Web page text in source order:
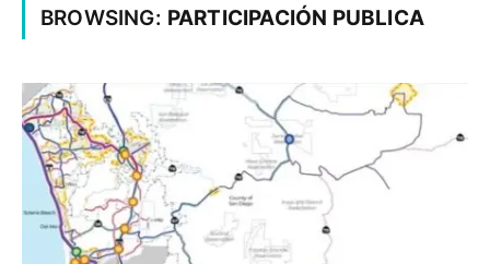
BROWSING: PARTICIPACIÓN PUBLICA